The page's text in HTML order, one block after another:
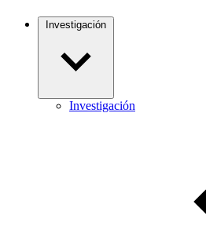
Investigación
Investigación